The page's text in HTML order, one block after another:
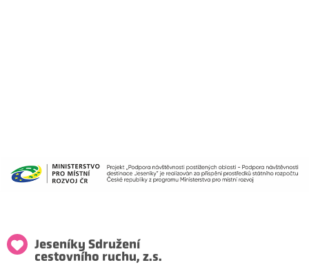
Jeseníky Sdružení
cestovního ruchu, z.s.